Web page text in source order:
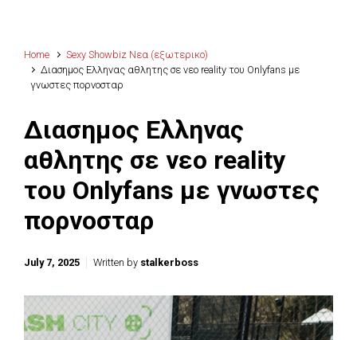
Home
Sexy Showbiz Νεα (εξωτερικο)
Διασημος Ελληνας αθλητης σε νεο reality του Onlyfans με
γνωστες πορνοσταρ
Διασημος Ελληνας
αθλητης σε νεο reality
του Onlyfans με γνωστες
πορνοσταρ
July 7, 2025 Written by stalkerboss